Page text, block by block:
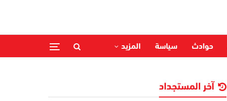
حوادث سياسة المزيد
آخر المستجداد